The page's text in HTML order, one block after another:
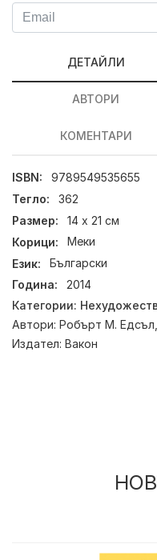
ДЕТАЙЛИ
АВТОРИ
КОМЕНТАРИ
ISBN:
9789549535655
Тегло:
362
Размер:
14 х 21 см
Корици:
Меки
Език:
Български
Година:
2014
Категории:
Автори: Робърт М. Едсъл
Издател: Вакон